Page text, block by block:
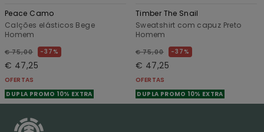
Peace Camo
Calções elásticos Bege
Homem
€ 75,00 37%
€ 47,25
OFERTAS
DUPLA PROMO 10% EXTRA
Timber The Snail
Sweatshirt com capuz Preto
Homem
€ 75,00 37%
€ 47,25
OFERTAS
DUPLA PROMO 10% EXTRA